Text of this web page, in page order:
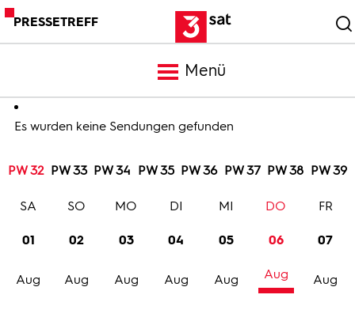
PRESSETREFF
Menü
Meldungen
Programm
Trailer
Es wurden keine Sendungen gefunden
PW 32 PW 33 PW 34 PW 35 PW 36 PW 37 PW 38 PW 39
01
Aug
SA
02
Aug
SO
03
Aug
MO
04
Aug
DI
05
Aug
MI
06
Aug
DO
07
Aug
FR